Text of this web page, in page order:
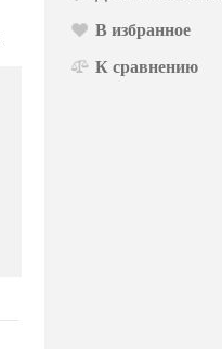
В избранное
К сравнению